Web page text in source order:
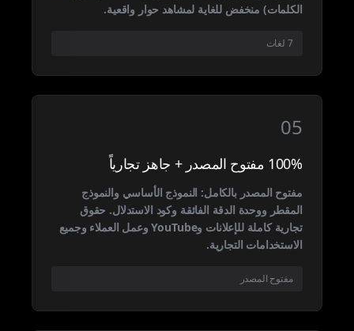
الكلمات) منخفض للغاية لمشاهد حوار واقعية.
7 لغات
05
100% مفتوح المصدر + جاهز تجارياً
مفتوح المصدر بالكامل: النموذج الأساسي والنموذج
المقطر ووحدة الدقة الفائقة وكود الاستدلال. حقوق
تجارية كاملة للإعلانات وYouTube وعمل العملاء وجميع
الاستخدامات التجارية.
مفتوح المصدر